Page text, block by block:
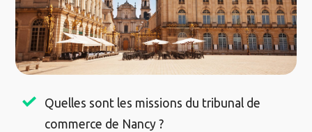
Quelles sont les missions du tribunal de
commerce de Nancy ?